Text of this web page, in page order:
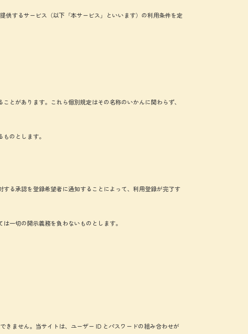
供するサービス（以下「本サービス」といいます）の利用条件を定
とがあります。これら個別規定はその名称のいかんに関わらず、
のとします。
る承認を登録希望者に通知することによって、利用登録が完了す
一切の開示義務を負わないものとします。
きません。当サイトは、ユーザー ID とパスワードの組み合わせが